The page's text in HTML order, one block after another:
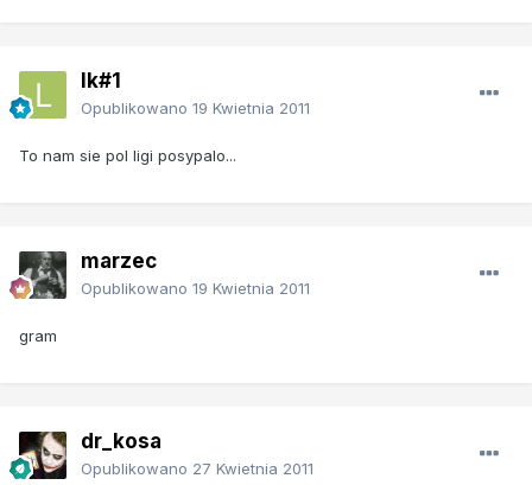
lk#1
Opublikowano 19 Kwietnia 2011
To nam sie pol ligi posypalo...
marzec
Opublikowano 19 Kwietnia 2011
gram
dr_kosa
Opublikowano 27 Kwietnia 2011